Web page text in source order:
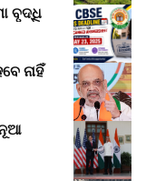
ବୃଦ୍ଧି
ନାହିଁ